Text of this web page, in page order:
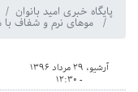
پایگاه خبری امید بانوان
موهای نرم و شفاف
آرشیو، 29 مرداد 1396
- 12:30